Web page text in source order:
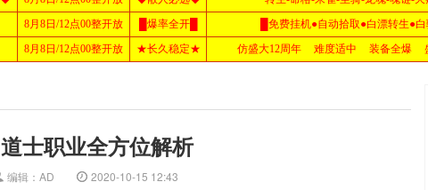
道士职业全方位解析
编辑：AD 2020-10-15 12:43